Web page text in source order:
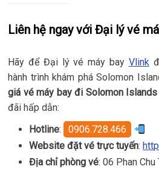
Liên hệ ngay với Đại lý vé
Hãy để Đại lý vé máy bay Vlink
hành trình khám phá Solomon
giá vé máy bay đi Solomon
đãi hấp dẫn:
Hotline:
0906.728.466
Website đặt vé trực tuyến:
Địa chỉ phòng vé: 06 Phan Chu